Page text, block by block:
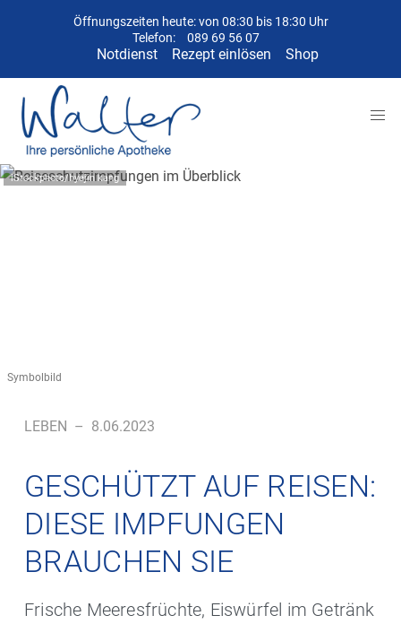
Öffnungszeiten heute: von 08:30 bis 18:30 Uhr
Telefon:
089 69 56 07
Notdienst Rezept einlösen Shop
iStockphoto/hyejin kang
Symbolbild
LEBEN – 8.06.2023
GESCHÜTZT AUF REISEN:
DIESE IMPFUNGEN
BRAUCHEN SIE
Frische Meeresfrüchte, Eiswürfel im Getränk